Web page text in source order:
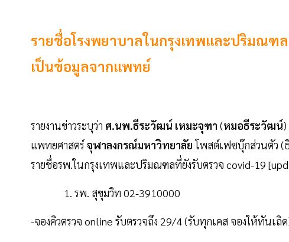
รายชื่อโรงพยาบาลในกรุงเทพและปริมณฑ
เป็นข้อมูลจากแพทย์
รายงานข่าวระบุว่า ศ.นพ.ธีระวัฒน์ เหมะจุฑา (หมอธีระวัฒน์
แพทยศาสตร์ จุฬาลงกรณ์มหาวิทยาลัยโพสต์เฟซบุ๊กส่วนตัว (
รายชื่อรพ.ในกรุงเทพและปริมณฑลที่ยังรับตรวจ covid-19
1. รพ. สุขุมวิท 02-3910000
-จองคิวตรวจ online รับตรวจถึง 29/4 (รับทุกเคส จองให้ทันเถิ